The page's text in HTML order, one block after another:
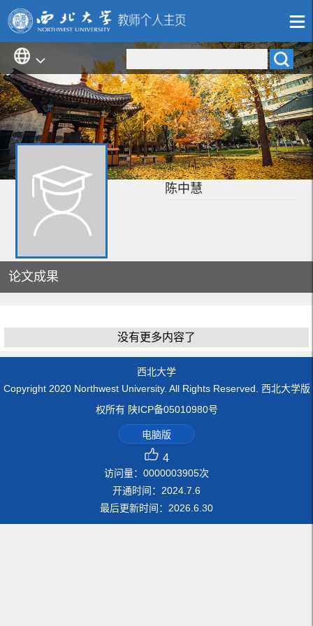
陈中慧
论文成果
没有更多内容了
西北大学
Copyright 2020 Northwest University. All Rights Reserved. 西北大学版
权所有 陕ICP备05010980号
电脑版
4
访问量： 0000003905次
开通时间： 2024 7 6
最后更新时间： 2026 6 30